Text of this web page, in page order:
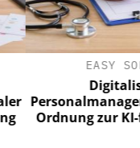
EASY
Ordnung zur KI-